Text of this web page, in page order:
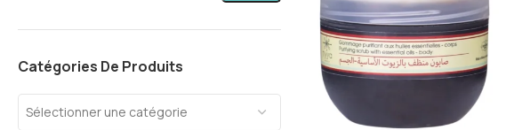
Catégories De Produits
Sélectionner une catégorie